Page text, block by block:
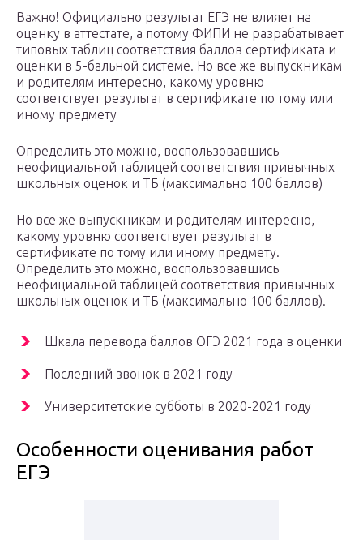
Важно! Официально результат ЕГЭ не влияет на
оценку в аттестате, а потому ФИПИ не разрабатывает
типовых таблиц соответствия баллов сертификата и
оценки в 5-бальной системе. Но все же выпускникам
и родителям интересно, какому уровню
соответствует результат в сертификате по тому или
иному предмету
Определить это можно, воспользовавшись
неофициальной таблицей соответствия привычных
школьных оценок и ТБ (максимально 100 баллов)
Но все же выпускникам и родителям интересно,
какому уровню соответствует результат в
сертификате по тому или иному предмету.
Определить это можно, воспользовавшись
неофициальной таблицей соответствия привычных
школьных оценок и ТБ (максимально 100 баллов).
Шкала перевода баллов ОГЭ 2021 года в оценки
Последний звонок в 2021 году
Университетские субботы в 2020-2021 году
Особенности оценивания работ
ЕГЭ